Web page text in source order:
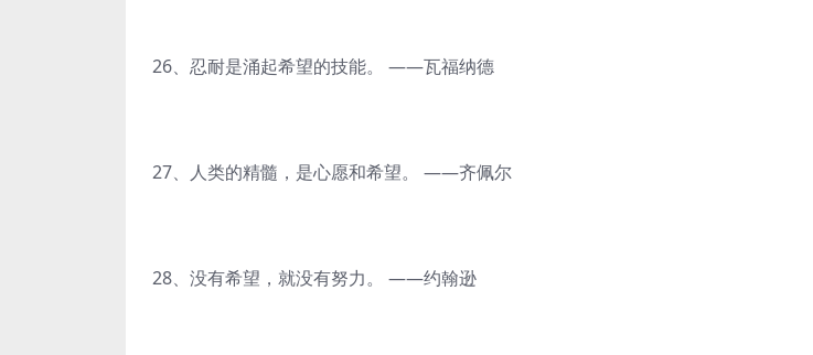
26、忍耐是涌起希望的技能。 ——瓦福纳德
27、人类的精髓，是心愿和希望。 ——齐佩尔
28、没有希望，就没有努力。 ——约翰逊